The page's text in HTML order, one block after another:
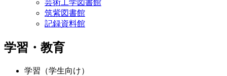
芸術工学図書館
筑紫図書館
記録資料館
学習・教育
学習（学生向け）